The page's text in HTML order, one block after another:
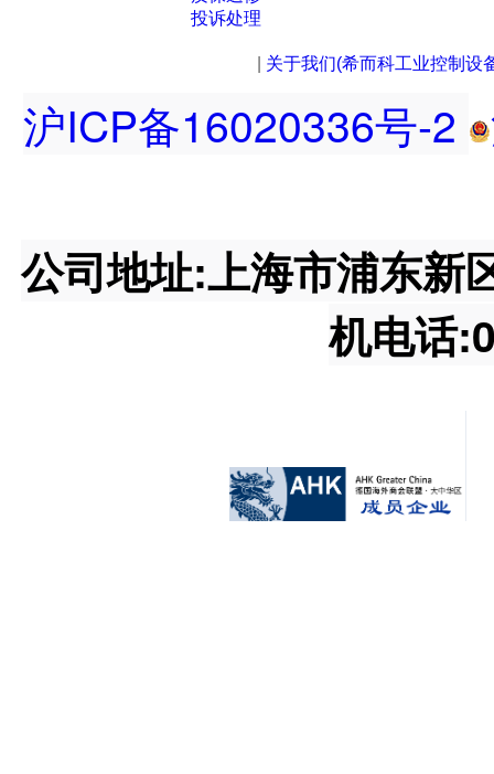
投诉处理
关于我们(希而科工业控制设
沪ICP备16020336号-2
公司地址:上海市浦东新
机电话